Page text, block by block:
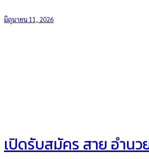
มิถุนายน 11, 2026
เปิดรับสมัคร สาย อำน